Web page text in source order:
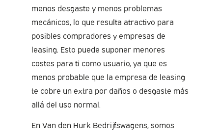
menos desgaste y menos problemas
mecánicos, lo que resulta atractivo para
posibles compradores y empresas de
leasing. Esto puede suponer menores
costes para ti como usuario, ya que es
menos probable que la empresa de leasing
te cobre un extra por daños o desgaste más
allá del uso normal.
En Van den Hurk Bedrijfswagens, somos